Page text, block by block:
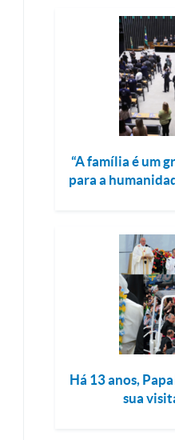
“A família é um
para a
Há 13 anos,
sua